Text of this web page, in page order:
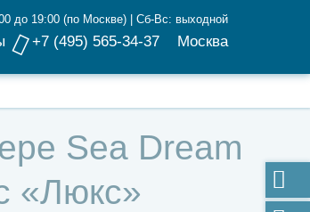
до 19:00 (по Москве) | Сб-Вс: выходной
+7 (495) 565-34-37 Москва
Sea Dream
«Люкс»